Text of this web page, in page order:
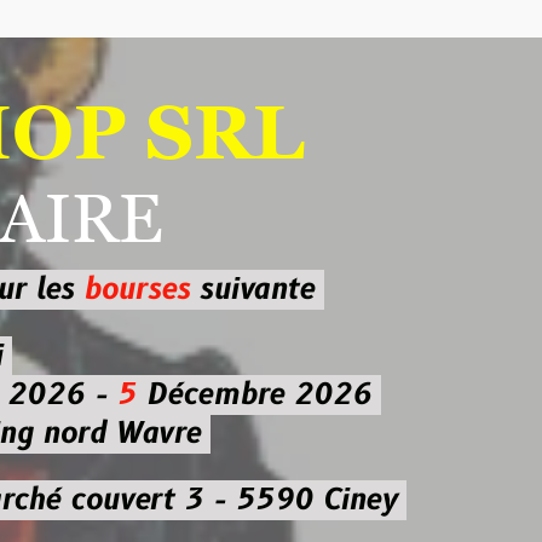
SRL
suivante
5Décembre 2026
Wavre
3 - 5590 Ciney